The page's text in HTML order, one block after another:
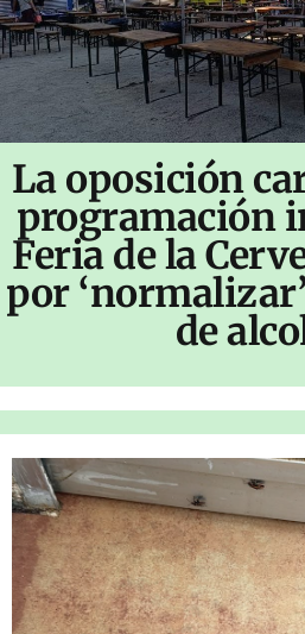
La oposición
programación
Feria de la
por
de